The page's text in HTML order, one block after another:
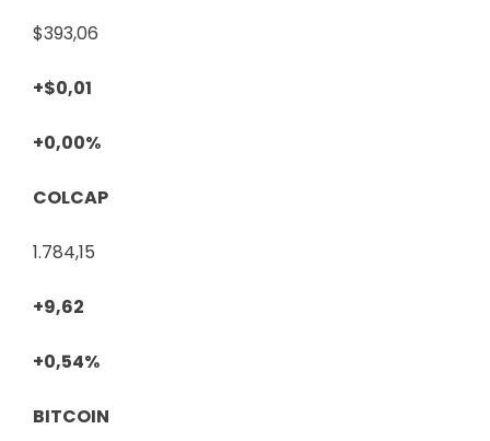
$393,06
+$0,01
+0,00%
COLCAP
1.784,15
+9,62
+0,54%
BITCOIN